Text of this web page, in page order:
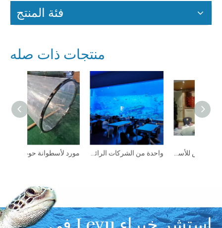
فئة المنتج
منتجات ذات صله
واحدة من الشركات الرائدة في تصنيع صفائح الأكريليك لأحواض السمك - مصنع منتجات صفائح الأكريليك Leyu شراء منتجات حوض للأسماك الأكريليك بأسعار البيع عبر الإنترنت - Leyu